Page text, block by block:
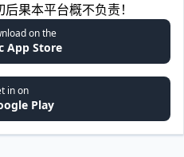
果本平台概不负责！
on the
App Store
in on
Play